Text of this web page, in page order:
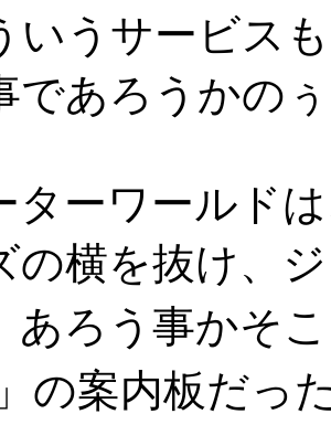
いうサービス
であろうかの
ーワールドは
の横を抜け、
あろう事かそ
」の案内板だっ